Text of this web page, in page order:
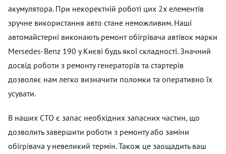
акумулятора. При некоректній роботі цих 2х елементів
зручне використання авто стане неможливим. Наші
автомайстерні виконають ремонт обігрівача автівок марки
Mersedes-Benz 190 у Києві будь якої складності. Значний
досвід роботи з ремонту генераторів та стартерів
дозволяє нам легко визначити поломки та оперативно їх
усувати.
В наших СТО є запас необхідних запасних частин, що
дозволить завершити роботи з ремонту або заміни
обігрівача у невеликий термін. Також це заощадить ваш